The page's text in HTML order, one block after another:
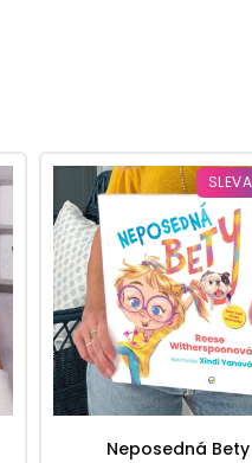
Neposedná Bety